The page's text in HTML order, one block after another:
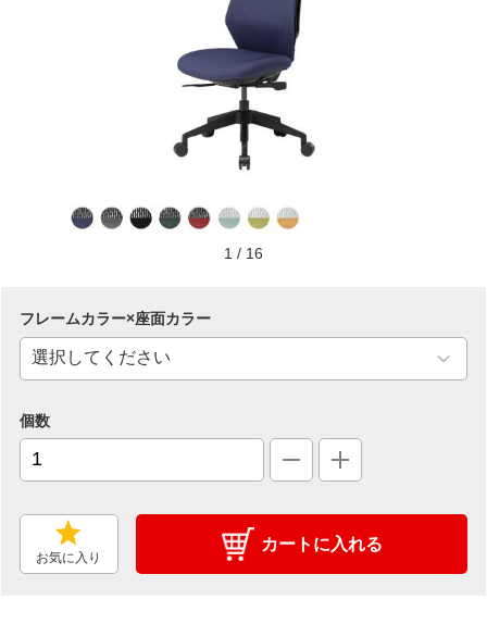
1 / 16
フレームカラー×座面カラー
個数
お気に入り
カートに入れる